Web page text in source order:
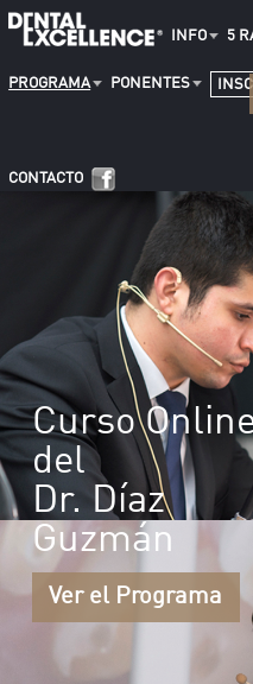
INFO 5
PROGRAMA PONENTES
CONTACTO
Curso
del
Dr. Díaz
Guzmán
Ver el Programa